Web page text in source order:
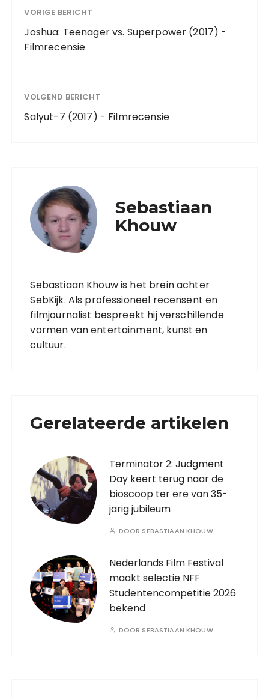
VORIGE BERICHT
Joshua: Teenager vs. Superpower (2017) -
Filmrecensie
VOLGEND BERICHT
Salyut-7 (2017) - Filmrecensie
Sebastiaan
Khouw
Sebastiaan Khouw is het brein achter
SebKijk. Als professioneel recensent en
filmjournalist bespreekt hij verschillende
vormen van entertainment, kunst en
cultuur.
Gerelateerde artikelen
Terminator 2: Judgment
Day keert terug naar de
bioscoop ter ere van 35-
jarig jubileum
DOOR SEBASTIAAN KHOUW
Nederlands Film Festival
maakt selectie NFF
Studentencompetitie 2026
bekend
DOOR SEBASTIAAN KHOUW